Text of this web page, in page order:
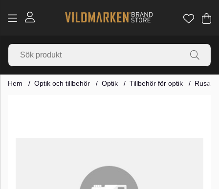
.
Hem Optik och tillbehör Optik Tillbehör för optik Rusan